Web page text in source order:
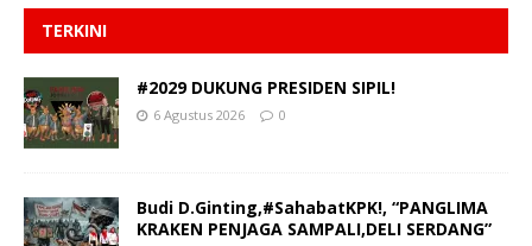
TERKINI
#2029 DUKUNG PRESIDEN SIPIL!
6 Agustus 2026 0
Budi D.Ginting,#SahabatKPK!, “PANGLIMA
KRAKEN PENJAGA SAMPALI,DELI SERDANG”